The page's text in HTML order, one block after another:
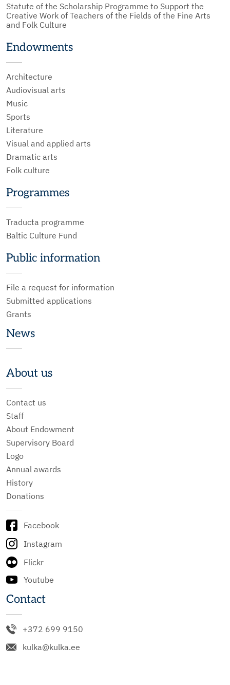
Statute of the Scholarship Programme to Support the
Creative Work of Teachers of the Fields of the Fine Arts
and Folk Culture
Endowments
Architecture
Audiovisual arts
Music
Sports
Literature
Visual and applied arts
Dramatic arts
Folk culture
Programmes
Traducta programme
Baltic Culture Fund
Public information
File a request for information
Submitted applications
Grants
News
About us
Contact us
Staff
About Endowment
Supervisory Board
Logo
Annual awards
History
Donations
Facebook
Instagram
Flickr
Youtube
Contact
+372 699 9150
kulka@kulka.ee